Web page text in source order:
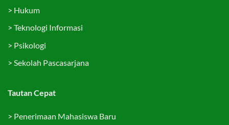
> Hukum
> Teknologi Informasi
> Psikologi
> Sekolah Pascasarjana
Tautan Cepat
> Penerimaan Mahasiswa Baru